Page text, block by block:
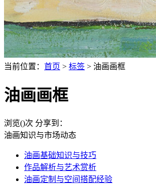
当前位置： 首页 > 标签 > 油画画框
油画画框
浏览()次 分享到：
油画知识与市场动态
油画基础知识与技巧
作品解析与艺术赏析
油画定制与空间搭配经验